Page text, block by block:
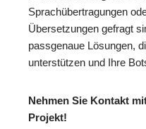
Sprachübertragungen
Übersetzungen gefragt
passgenaue Lösungen,
unterstützen und Ihre
Nehmen Sie Kontakt
Projekt!